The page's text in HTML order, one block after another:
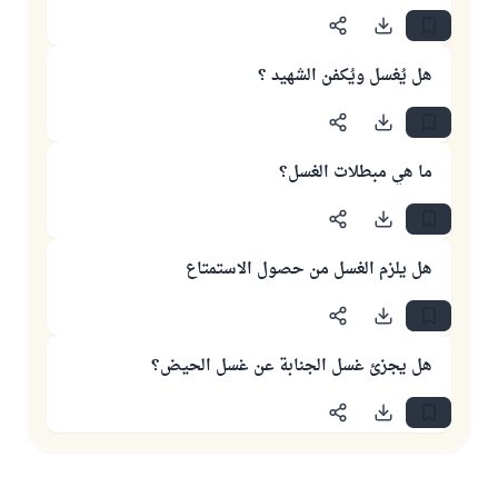
هل يُغسل ويُكفن الشهيد ؟
ما هي مبطلات الغسل؟
هل يلزم الغسل من حصول الاستمتاع
هل يجزئ غسل الجنابة عن غسل الحيض؟